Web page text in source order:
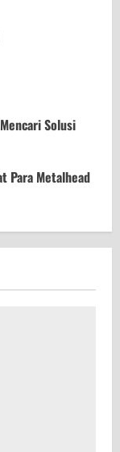
Solusi
Para Metalhead